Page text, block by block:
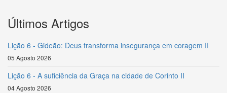
Últimos Artigos
Lição 6 - Gideão: Deus transforma insegurança em coragem II
05 Agosto 2026
Lição 6 - A suficiência da Graça na cidade de Corinto II
04 Agosto 2026